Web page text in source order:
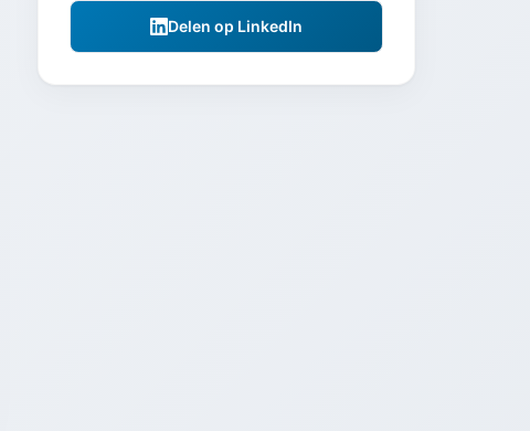
Delen op LinkedIn